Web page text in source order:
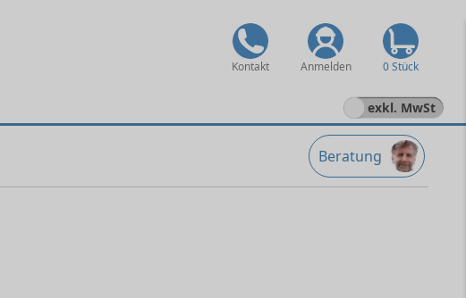
Kontakt Anmelden 0 Stück
exkl. MwSt
Beratung